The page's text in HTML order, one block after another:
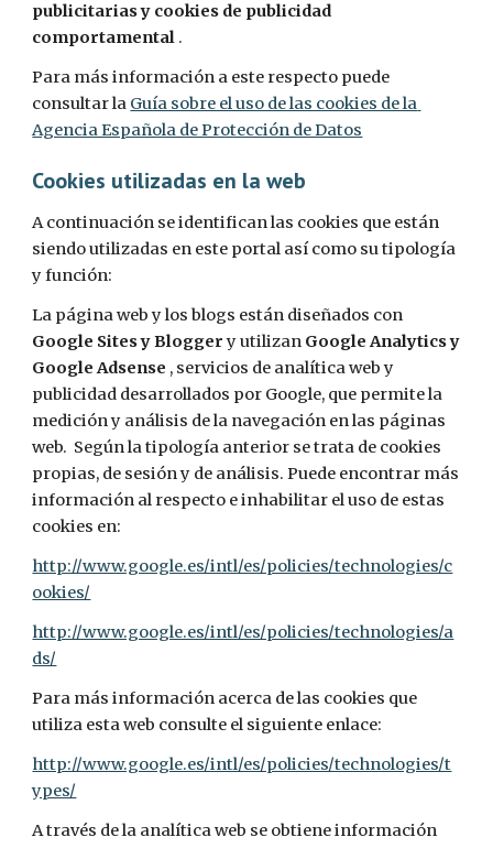
publicitarias y cookies de publicidad
comportamental .
Para más información a este respecto puede
consultar la Guía sobre el uso de las cookies de la
Agencia Española de Protección de Datos
Cookies utilizadas en la web
A continuación se identifican las cookies que están
siendo utilizadas en este portal así como su tipología
y función:
Google Sites y Blogger y utilizan Google Analytics y
Google Adsense , servicios de analítica web y
publicidad desarrollados por Google, que permite la
medición y análisis de la navegación en las páginas
web.  Según la tipología anterior se trata de cookies
propias, de sesión y de análisis. Puede encontrar más
información al respecto e inhabilitar el uso de estas
cookies en:
http://www.google.es/intl/es/policies/technologies/c
ookies/
http://www.google.es/intl/es/policies/technologies/a
ds/
Para más información acerca de las cookies que
utiliza esta web consulte el siguiente enlace:
http://www.google.es/intl/es/policies/technologies/t
ypes/
A través de la analítica web se obtiene información